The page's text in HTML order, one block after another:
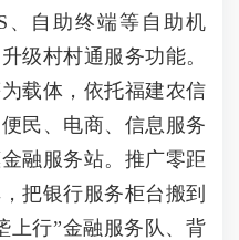
、自助终端等自助机
级村村通服务功能。
载体，依托福建农信
民、电商、信息服务
融服务站。推广零距
把银行服务柜台搬到
上行”金融服务队、背